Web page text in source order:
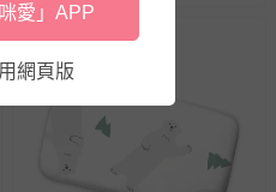
愛」APP
網頁版